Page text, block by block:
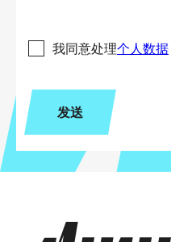
我同意处理个人数据
发送